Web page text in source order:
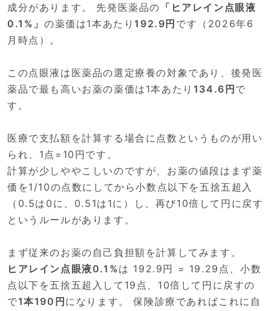
成分があります。 先発医薬品の 「ヒアレイン点眼液
0.1%」 の薬価は1本あたり192.9円 です（2026年6
月時点）。
この点眼液は医薬品の選定療養の対象であり、後発医
薬品で最も高いお薬の薬価は1本あたり 134.6円 で
す。
医療で支払額を計算する場合に点数というものが用い
られ、1点=10円です。
計算が少しややこしいのですが、お薬の値段はまず薬
価を1/10の点数にしてから小数点以下を五捨五超入
（0.5は0に、0.51は1に）し、再び10倍して円に戻す
というルールがあります。
まず従来のお薬の自己負担額を計算してみます。
ヒアレイン点眼液0.1%は 192.9円 = 19.29点、小数
点以下を五捨五超入して19点、10倍して円に戻すの
で1本190円 になります。 保険診療であればこれに自